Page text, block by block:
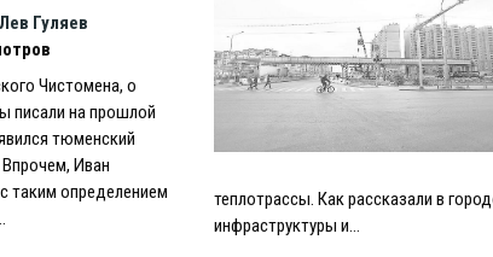
Лев Гуляев
Чистомена, о
писали на прошлой
тюменский
Иван
таким определением
теплотрассы. Как рассказали в
инфраструктуры и…